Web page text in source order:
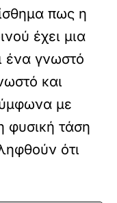
πως η
έχει μια
ένα γνωστό
και
με
φυσική τάση
ότι